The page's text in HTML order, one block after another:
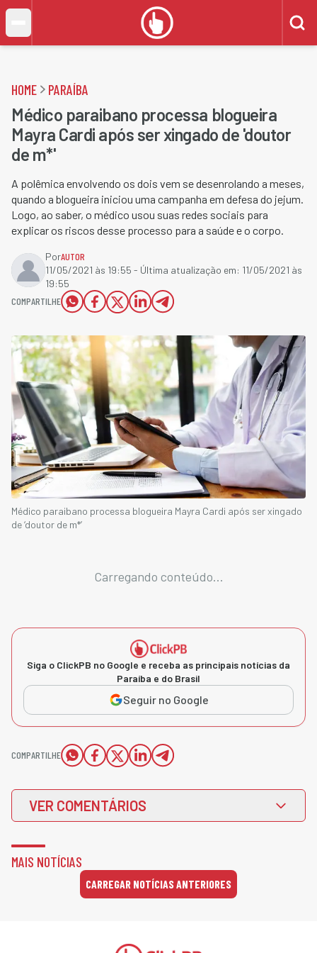
HOME PARAÍBA
Médico paraibano processa blogueira
Mayra Cardi após ser xingado de 'doutor
de m*'
A polêmica envolvendo os dois vem se desenrolando a meses,
quando a blogueira iniciou uma campanha em defesa do jejum.
Logo, ao saber, o médico usou suas redes sociais para
explicar os riscos desse processo para a saúde e o corpo.
PorAUTOR
11/05/2021 às 19:55 - Última atualização em: 11/05/2021 às
19:55
COMPARTILHE
Médico paraibano processa blogueira Mayra Cardi após ser xingado
de ‘doutor de m*’
Carregando conteúdo...
Siga o ClickPB no Google e receba as principais notícias da
Paraíba e do Brasil
Seguir no Google
COMPARTILHE
VER COMENTÁRIOS
MAIS NOTÍCIAS
CARREGAR NOTÍCIAS ANTERIORES